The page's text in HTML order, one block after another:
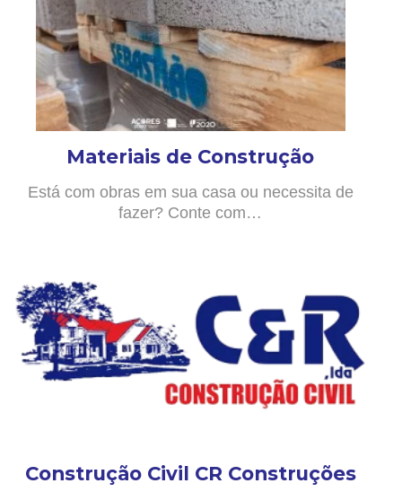
Materiais de Construção
Está com obras em sua casa ou necessita de
fazer? Conte com…
Construção Civil CR Construções